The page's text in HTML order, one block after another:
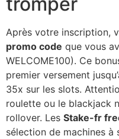
Après votre inscription,
promo code que vous
WELCOME100). Ce
premier versement
35x sur les slots.
roulette ou le blackjack
rollover. Les Stake-fr
sélection de machines à